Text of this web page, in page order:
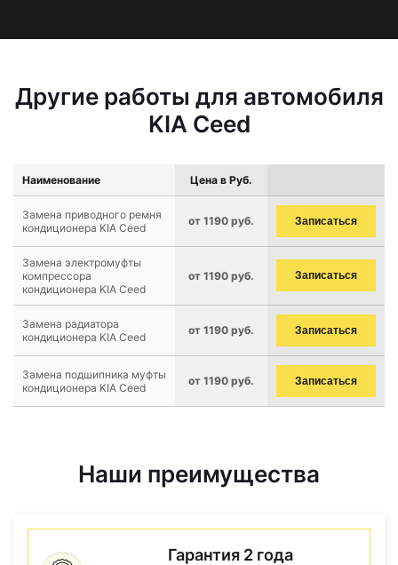
Другие работы для автомобиля
KIA Ceed
Наименование Цена в Руб.
Замена приводного ремня
кондиционера KIA Ceed
от 1190 руб. Записаться
Замена электромуфты
компрессора
кондиционера KIA Ceed
от 1190 руб. Записаться
Замена радиатора
кондиционера KIA Ceed
от 1190 руб. Записаться
Замена подшипника муфты
кондиционера KIA Ceed
от 1190 руб. Записаться
Наши преимущества
Гарантия 2 года